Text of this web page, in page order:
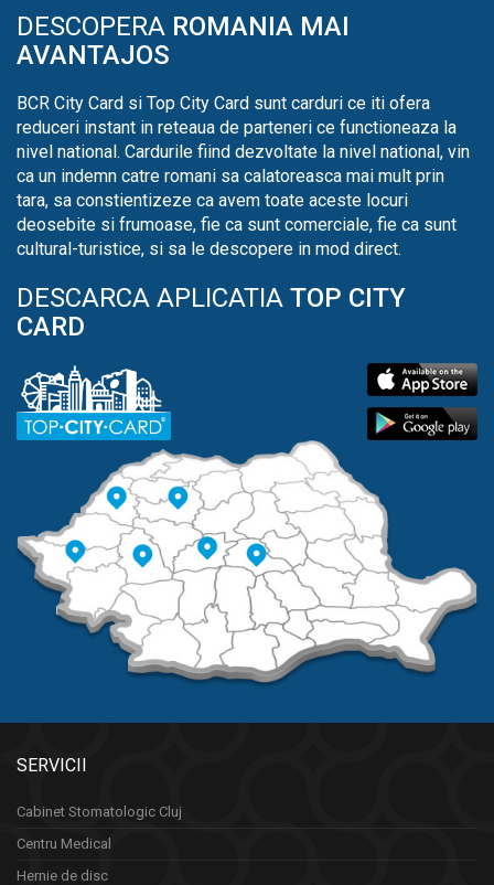
DESCOPERA ROMANIA MAI
AVANTAJOS
BCR City Card si Top City Card sunt carduri ce iti ofera
reduceri instant in reteaua de parteneri ce functioneaza la
nivel national. Cardurile fiind dezvoltate la nivel national, vin
ca un indemn catre romani sa calatoreasca mai mult prin
tara, sa constientizeze ca avem toate aceste locuri
deosebite si frumoase, fie ca sunt comerciale, fie ca sunt
cultural-turistice, si sa le descopere in mod direct.
DESCARCA APLICATIA TOP CITY
CARD
SERVICII
Cabinet Stomatologic Cluj
Centru Medical
Hernie de disc